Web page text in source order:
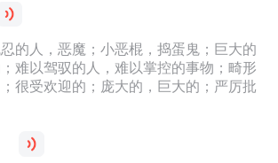
的人，恶魔；小恶棍，捣蛋鬼；巨大的
难以驾驭的人，难以掌控的事物；畸形
很受欢迎的；庞大的，巨大的；严厉批